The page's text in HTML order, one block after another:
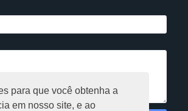
para que você obtenha a
em nosso site, e ao